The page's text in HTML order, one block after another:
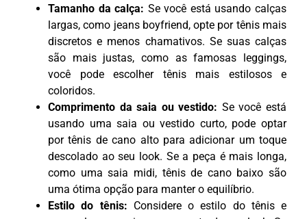
Tamanho da calça: Se você está usando calças
largas, como jeans boyfriend, opte por tênis mais
discretos e menos chamativos. Se suas calças
são mais justas, como as famosas leggings,
você pode escolher tênis mais estilosos e
coloridos.
Comprimento da saia ou vestido: Se você está
usando uma saia ou vestido curto, pode optar
por tênis de cano alto para adicionar um toque
descolado ao seu look. Se a peça é mais longa,
como uma saia midi, tênis de cano baixo são
uma ótima opção para manter o equilíbrio.
Estilo do tênis: Considere o estilo do tênis e